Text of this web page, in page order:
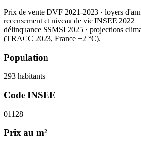
Prix de vente DVF 2021-2023 · loyers
recensement et niveau de vie INSEE 2022
délinquance SSMSI 2025 · projections
(TRACC 2023, France +2 °C).
Population
293 habitants
Code INSEE
01128
Prix au m²